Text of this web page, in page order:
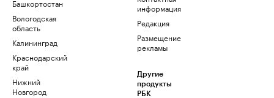
Башкортостан
Вологодская
область
Калининград
Краснодарский
край
Нижний
Новгород
информация
Редакция
Размещение
рекламы
Другие
продукты
РБК